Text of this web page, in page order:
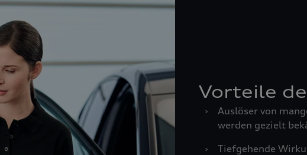
Vorteile
›
Auslöser von
werden gezielt
›
Tiefgehende